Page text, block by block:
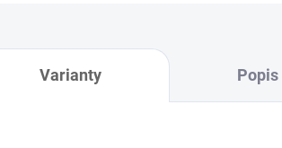
Varianty Popis